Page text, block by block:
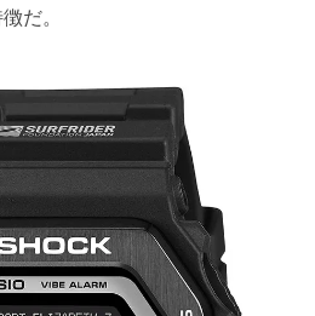
だ。